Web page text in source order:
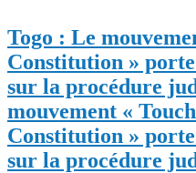
Togo : Le
Constitution »
sur la procédure
mouvement «
Constitution »
sur la procédure